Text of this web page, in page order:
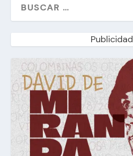
Publicidad